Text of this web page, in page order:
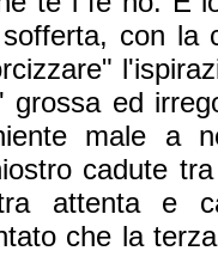
con la
grossa ed
male a
cadute
attenta e
che la